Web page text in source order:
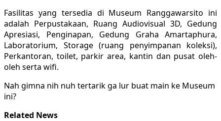
Fasilitas yang tersedia di Museum Ranggawarsito ini
adalah Perpustakaan, Ruang Audiovisual 3D, Gedung
Apresiasi, Penginapan, Gedung Graha Amartaphura,
Laboratorium, Storage (ruang penyimpanan koleksi),
Perkantoran, toilet, parkir area, kantin dan pusat oleh-
oleh serta wifi.
Nah gimna nih nuh tertarik ga lur buat main ke Museum
ini?
Related News